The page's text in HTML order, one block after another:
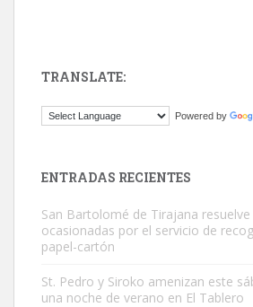
El ayuntamiento se va a llevar a Los Gatos
TRANSLATE:
Powered by
ENTRADAS RECIENTES
San Bartolomé de Tirajana resuelve
ocasionadas por el servicio de
papel-cartón
St. Pedro y Siroko amenizan este
una noche de verano en El Tablero